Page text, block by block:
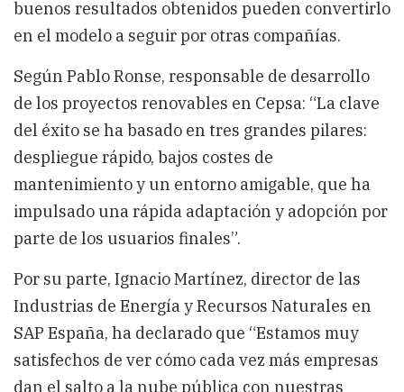
buenos resultados obtenidos pueden convertirlo
en el modelo a seguir por otras compañías.
Según Pablo Ronse, responsable de desarrollo
de los proyectos renovables en Cepsa: “La clave
del éxito se ha basado en tres grandes pilares:
despliegue rápido, bajos costes de
mantenimiento y un entorno amigable, que ha
impulsado una rápida adaptación y adopción por
parte de los usuarios finales”.
Por su parte, Ignacio Martínez, director de las
Industrias de Energía y Recursos Naturales en
SAP España, ha declarado que “Estamos muy
satisfechos de ver cómo cada vez más empresas
dan el salto a la nube pública con nuestras